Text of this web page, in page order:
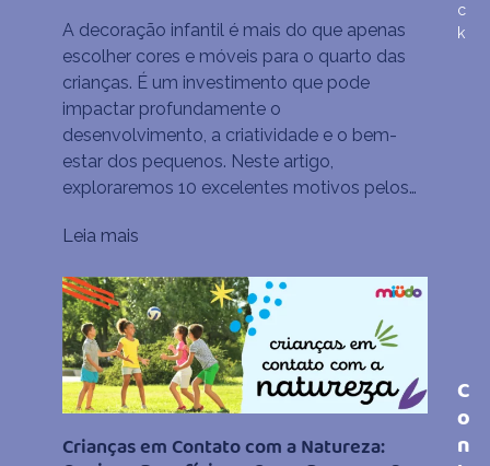
Infantil:
10
Motivos
para
Investir
Nisso
A decoração infantil é mais do que apenas
escolher cores e móveis para o quarto das
crianças. É um investimento que pode
impactar profundamente o
desenvolvimento, a criatividade e o bem-
estar dos pequenos. Neste artigo,
exploraremos 10 excelentes motivos pelos…
Leia mais
Crianças em Contato com a Natureza:
c
k
C
o
n